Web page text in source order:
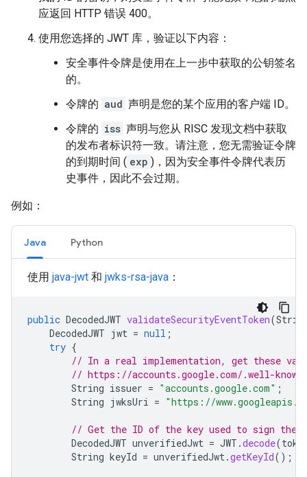
应返回 HTTP 错误 400。
使用您选择的 JWT 库，验证以下内容：
安全事件令牌是使用在上一步中获取的公钥签名
的。
令牌的 aud 声明是您的某个应用的客户端 ID。
令牌的 iss 声明与您从 RISC 发现文档中获取
的发布者标识符一致。请注意，您无需验证令牌
的到期时间 ( exp )，因为安全事件令牌代表历
史事件，因此不会过期。
例如：
Java Python
使用 java-jwt 和 jwks-rsa-java ：
public DecodedJWT validateSecurityEventToken(
DecodedJWT jwt = null ;
try {
// In a real implementation, get these
// https://accounts.google.com/.well-
String issuer = "accounts.google.com" ;
String jwksUri = "https://
// Get the ID of the key used to sign the
DecodedJWT unverifiedJwt = JWT .decode(
String keyId = unverifiedJwt.getKeyId();